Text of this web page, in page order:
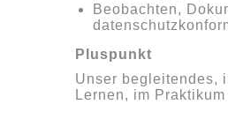
Beobachten,
Pluspunkt
Unser begleitendes,
Lernen, im